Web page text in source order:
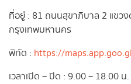
ที่อยู่ : 81 ถนนสุขาภิบาล 2 แขวง
กรุงเทพมหานคร
พิกัด : https://
เวลาเปิด – ปิด : 9.00 – 18.00